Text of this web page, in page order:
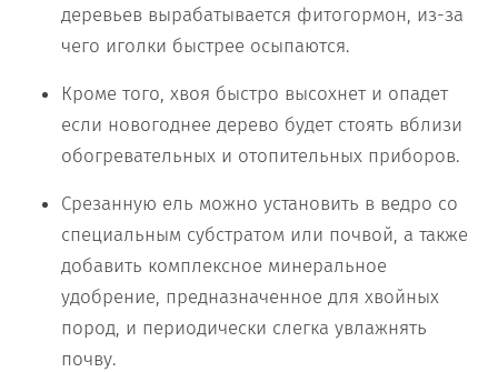
деревьев вырабатывается фитогормон, из-за
чего иголки быстрее осыпаются.
Кроме того, хвоя быстро высохнет и опадет
если новогоднее дерево будет стоять вблизи
обогревательных и отопительных приборов.
Срезанную ель можно установить в ведро со
специальным субстратом или почвой, а также
добавить комплексное минеральное
удобрение, предназначенное для хвойных
пород, и периодически слегка увлажнять
почву.